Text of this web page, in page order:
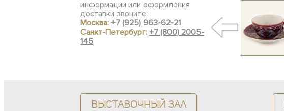
информации или оформления
доставки звоните:
Москва: +7 (925) 963-62-21
Санкт-Петербург: +7 (800) 2005-
145
Выставочный зал